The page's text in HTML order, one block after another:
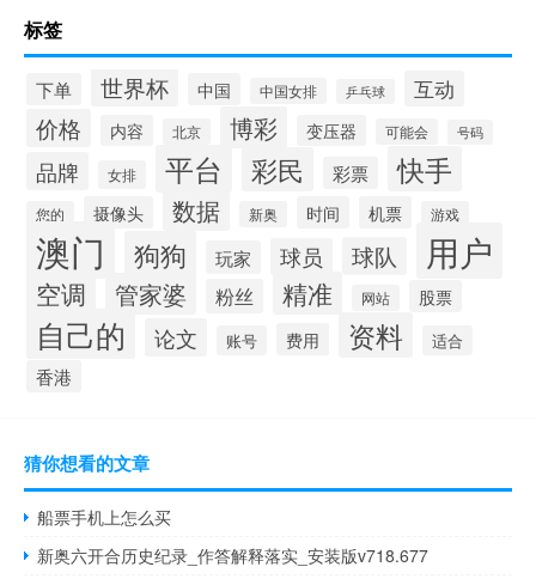
标签
下单 世界杯 中国 中国女排 乒乓球 互动
价格 内容 北京 博彩 变压器 可能会 号码
品牌 女排 平台 彩民 彩票 快手
您的 摄像头 数据 新奥 时间 机票 游戏
澳门 狗狗 玩家 球员 球队 用户
空调 管家婆 粉丝 精准 网站 股票
自己的 论文 账号 费用 资料 适合
香港
猜你想看的文章
船票手机上怎么买
新奥六开合历史纪录_作答解释落实_安装版v718.677